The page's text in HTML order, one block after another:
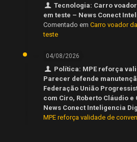
Tecnologia: Carro
em teste – News Conect
Comentado em Carro voador
teste
04/08/2026
Política: MPE reforça
Parecer defende
Federação União
com Ciro, Roberto Cláudio e
News Conect Inteligencia
MPE reforça validade de